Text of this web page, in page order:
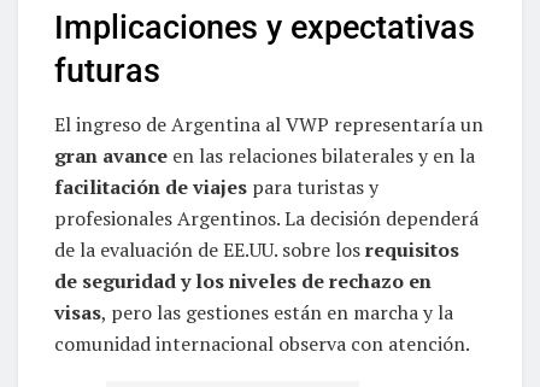
Implicaciones y expectativas
futuras
El ingreso de Argentina al VWP representaría un
gran avance en las relaciones bilaterales y en la
facilitación de viajes para turistas y
profesionales Argentinos. La decisión dependerá
de la evaluación de EE.UU. sobre losrequisitos
de seguridad y los niveles de rechazo en
visas, pero las gestiones están en marcha y la
comunidad internacional observa con atención.